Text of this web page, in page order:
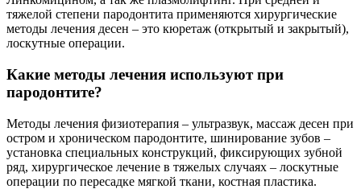
тяжелой степени пародонтита применяются хирургические
методы лечения десен – это кюретаж (открытый и закрытый),
лоскутные операции.
Какие методы лечения используют при
пародонтите?
Методы лечения физиотерапия – ультразвук, массаж десен при
остром и хроническом пародонтите, шинирование зубов –
установка специальных конструкций, фиксирующих зубной
ряд, хирургическое лечение в тяжелых случаях – лоскутные
операции по пересадке мягкой ткани, костная пластика.